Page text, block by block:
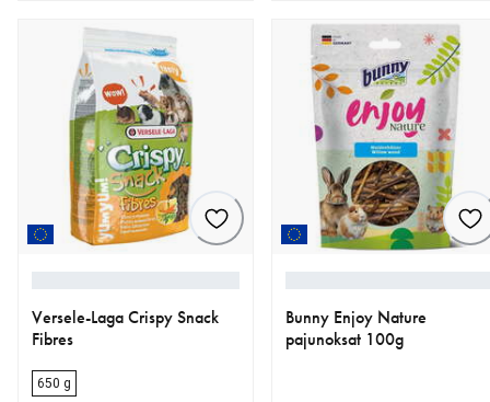
Versele-Laga Crispy Snack
Fibres
650 g
Bunny Enjoy Nature
pajunoksat 100g